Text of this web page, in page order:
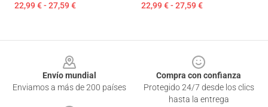
22,99 € - 27,59 € 22,99 € - 27,59 €
Envío mundial
Enviamos a más de 200 países
Compra con confianza
Protegido 24/7 desde los clics
hasta la entrega